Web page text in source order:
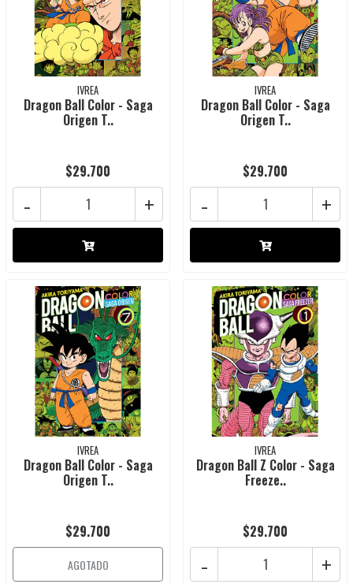
IVREA
Dragon Ball Color - Saga
Origen T..
$29.700
+
-
IVREA
Dragon Ball Color - Saga
Origen T..
$29.700
+
-
IVREA
Dragon Ball Color - Saga
Origen T..
$29.700
AGOTADO
IVREA
Dragon Ball Z Color - Saga
Freeze..
$29.700
+
-